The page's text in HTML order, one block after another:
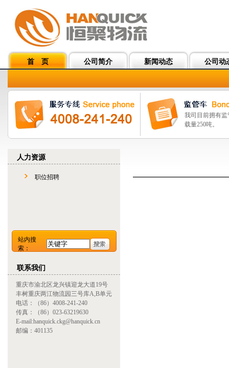
首 页 公司简介 新闻动态 公司动
我司目前拥有
载量250吨。
人力资源
职位招聘
站内搜
索：
联系我们
重庆市渝北区龙兴镇迎龙大道19号
丰树重庆两江物流园三号库A,B单元
电话：（86）4008-241-240
传真：（86）023-63219630
E-mail:hanquick.ckg@hanquick.cn
邮编：401135